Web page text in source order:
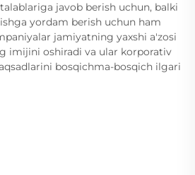
javob berish uchun, balki
yordam berish uchun ham
jamiyatning yaxshi a'zosi
imijini oshiradi va ular korporativ
bosqichma-bosqich ilgari